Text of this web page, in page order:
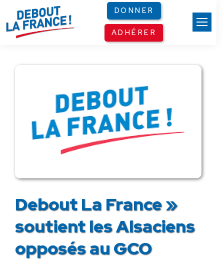
DONNER
ADHÉRER
Debout La France »
soutient les Alsaciens
opposés au GCO
Panneau de gestion des cookies